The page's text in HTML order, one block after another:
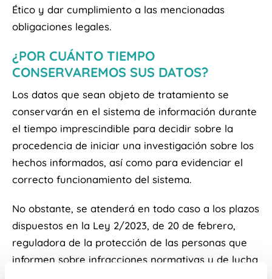
Ético y dar cumplimiento a las mencionadas
obligaciones legales.
¿POR CUÁNTO TIEMPO
CONSERVAREMOS SUS DATOS?
Los datos que sean objeto de tratamiento se
conservarán en el sistema de información durante
el tiempo imprescindible para decidir sobre la
procedencia de iniciar una investigación sobre los
hechos informados, así como para evidenciar el
correcto funcionamiento del sistema.
No obstante, se atenderá en todo caso a los plazos
dispuestos en la Ley 2/2023, de 20 de febrero,
reguladora de la protección de las personas que
informen sobre infracciones normativas y de lucha